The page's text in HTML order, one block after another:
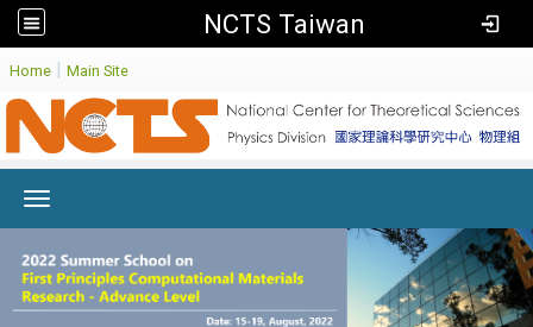
NCTS Taiwan
Home | Main Site